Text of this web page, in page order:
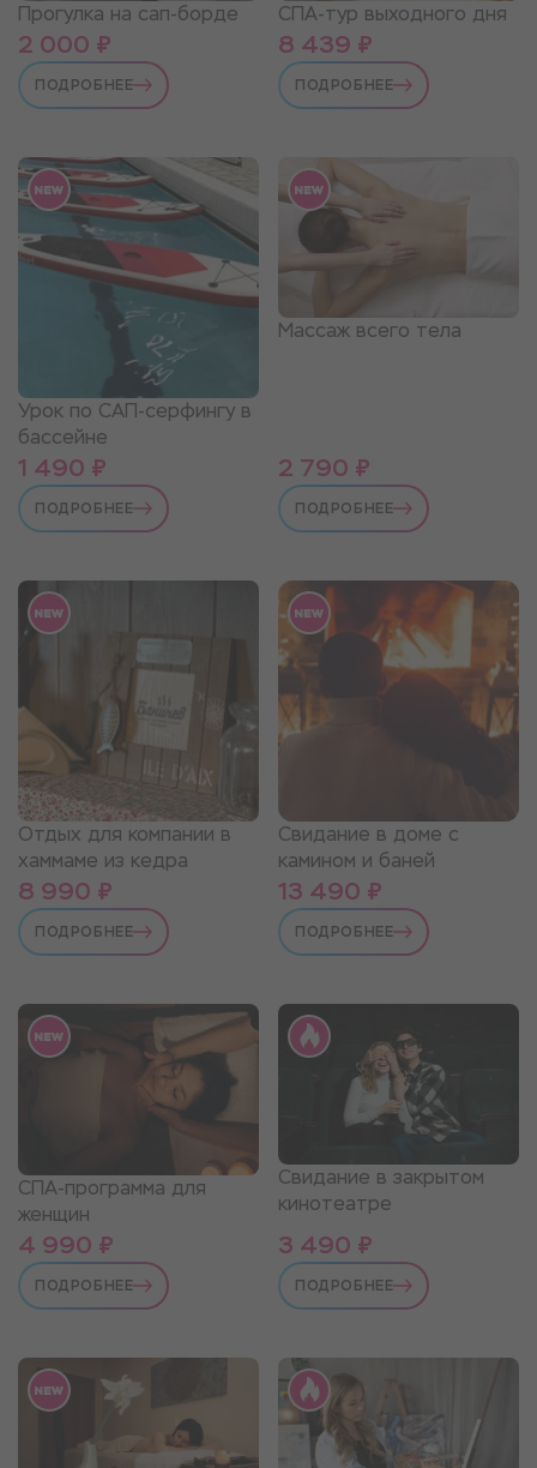
Прогулка на сап-борде
2 000 ₽
ПОДРОБНЕЕ
СПА-тур выходного дня
8 439 ₽
ПОДРОБНЕЕ
Урок по САП-серфингу в
бассейне
1 490 ₽
ПОДРОБНЕЕ
Массаж всего тела
2 790 ₽
ПОДРОБНЕЕ
Отдых для компании в
хаммаме из кедра
8 990 ₽
ПОДРОБНЕЕ
Свидание в доме с
камином и баней
13 490 ₽
ПОДРОБНЕЕ
СПА-программа для
женщин
4 990 ₽
ПОДРОБНЕЕ
Свидание в закрытом
кинотеатре
3 490 ₽
ПОДРОБНЕЕ